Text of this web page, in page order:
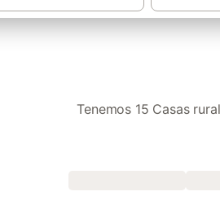
Tenemos 15 Casas